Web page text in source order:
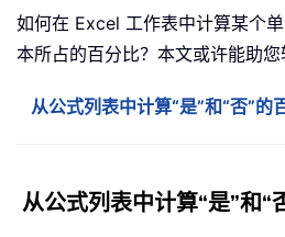
如何在 Excel 工作表中计算某个单
本所占的百分比？本文或许能助您
从公式列表中计算“是”和“否”的
从公式列表中计算“是”和“